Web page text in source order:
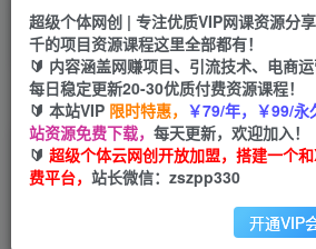
挂机
项目
脚本卡密
首页 创业课程 会员专属 正文
（7540期）快团团变现实战营
带你玩转快团团
超级个体网创 | 专注优质VIP网课资源分
千的项目资源课程这里全部都有！
🔰 内容涵盖网赚项目、引流技术、电商运
每日稳定更新20-30优质付费资源课程！
🔰 本站VIP 限时特惠， ￥79/年，￥99/永
站资源免费下载， 每天更新，欢迎加入！
🔰 超级个体云网创开放加盟，搭建一个
费平台， 站长微信：zszpp330
开通VIP